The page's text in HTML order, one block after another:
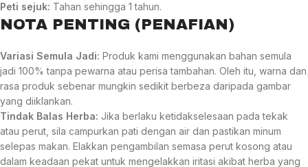
Peti sejuk: Tahan sehingga 1 tahun.
NOTA PENTING (PENAFIAN)
Variasi Semula Jadi: Produk kami menggunakan bahan semula
jadi 100% tanpa pewarna atau perisa tambahan. Oleh itu, warna dan
rasa produk sebenar mungkin sedikit berbeza daripada gambar
yang diiklankan.
Tindak Balas Herba: Jika berlaku ketidakselesaan pada tekak
atau perut, sila campurkan pati dengan air dan pastikan minum
selepas makan. Elakkan pengambilan semasa perut kosong atau
dalam keadaan pekat untuk mengelakkan iritasi akibat herba yang